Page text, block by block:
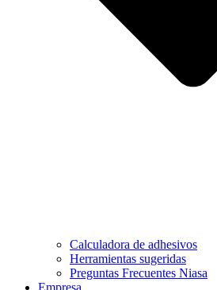
Calculadora de adhesivos
Herramientas sugeridas
Preguntas Frecuentes Niasa
Empresa